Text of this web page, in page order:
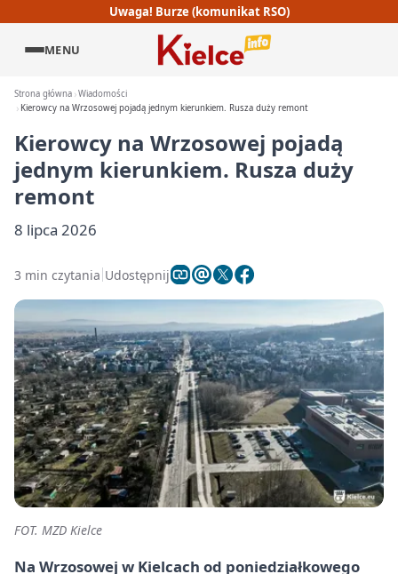
Uwaga! Burze (komunikat RSO)
MENU
Strona główna Wiadomości
Kierowcy na Wrzosowej pojadą jednym kierunkiem. Rusza duży remont
Kierowcy na Wrzosowej pojadą
jednym kierunkiem. Rusza duży
remont
8 lipca 2026
3 min czytania Udostępnij
FOT. MZD Kielce
Na Wrzosowej w Kielcach od poniedziałkowego